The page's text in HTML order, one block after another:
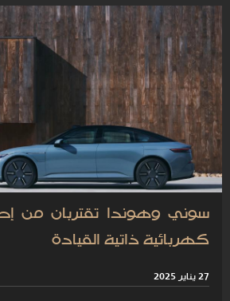
سوني وهوندا تقتربان من
كهربائية ذاتية القيادة
27 يناير 2025